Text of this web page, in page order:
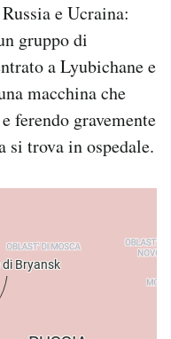
e Ucraina:
gruppo di
a Lyubichane e
macchina che
ferendo gravemente
si trova in ospedale.